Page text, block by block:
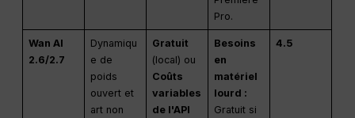
Pro.
Wan AI
2.6/2.7
Dynamiqu
e de
poids
ouvert et
art non
Gratuit
(local) ou
Coûts
variables
de l'API
Besoins
en
matériel
lourd :
Gratuit si
4.5